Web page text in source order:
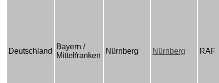
Deutschland
Bayern /
Mittelfranken
Nürnberg Nürnberg RAF